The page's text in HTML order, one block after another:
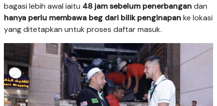
bagasi lebih awal iaitu 48 jam sebelum penerbangandan
hanya perlu membawa beg dari bilik penginapanke lokasi
yang ditetapkan untuk proses daftar masuk.